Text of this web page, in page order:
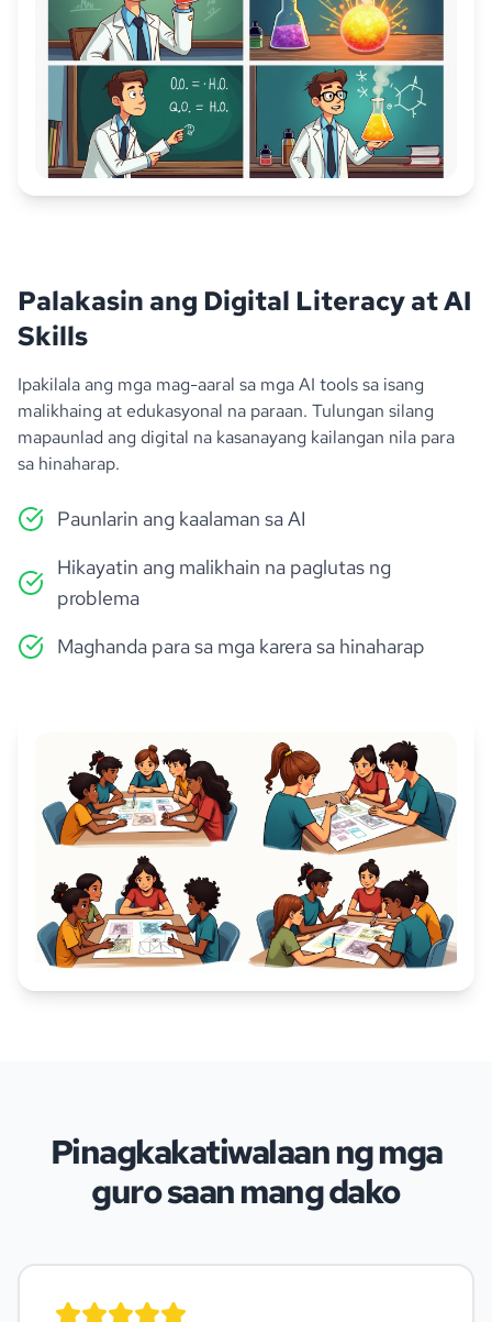
Palakasin ang Digital Literacy at AI
Skills
Ipakilala ang mga mag-aaral sa mga AI tools sa isang
malikhaing at edukasyonal na paraan. Tulungan silang
mapaunlad ang digital na kasanayang kailangan nila para
sa hinaharap.
Paunlarin ang kaalaman sa AI
Hikayatin ang malikhain na paglutas ng
problema
Maghanda para sa mga karera sa hinaharap
Pinagkakatiwalaan ng mga
guro saan mang dako